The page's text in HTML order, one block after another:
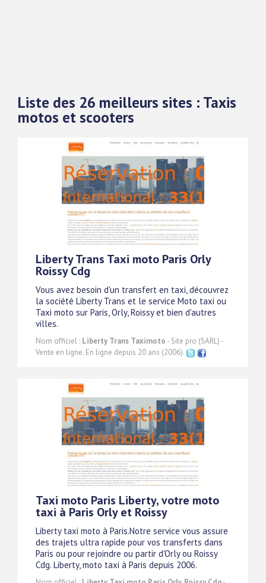
Liste des 26 meilleurs sites : Taxis
motos et scooters
Liberty Trans Taxi moto Paris Orly
Roissy Cdg
Vous avez besoin d'un transfert en taxi, découvrez
la société Liberty Trans et le service Moto taxi ou
Taxi moto sur Paris, Orly, Roissy et bien d'autres
villes.
Nom officiel : Liberty Trans Taximoto - Site pro (SARL) -
Vente en ligne. En ligne depuis 20 ans (2006).
Taxi moto Paris Liberty, votre moto
taxi à Paris Orly et Roissy
Liberty taxi moto à Paris.Notre service vous assure
des trajets ultra rapide pour vos transferts dans
Paris ou pour rejoindre ou partir d'Orly ou Roissy
Cdg. Liberty, moto taxi à Paris depuis 2006.